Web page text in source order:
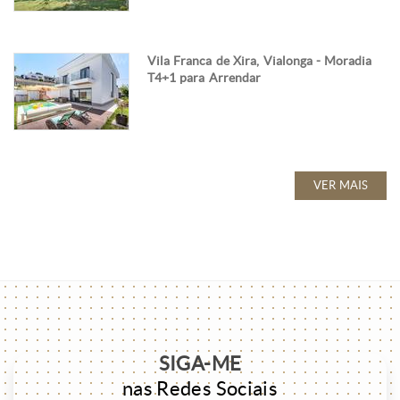
Vila Franca de Xira, Vialonga - Moradia
T4+1 para Arrendar
VER MAIS
SIGA-ME
nas Redes Sociais